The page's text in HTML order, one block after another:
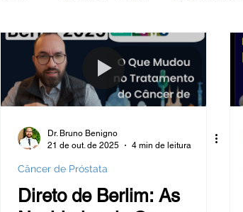
Cirurgia Robótica Radioterapia câncer de
Vigilância ativa Vasectomia Testículos |
Nódulos e cistos nos rins
Dr. Bruno Benigno
21 de out. de 2025
4 min de leitura
Câncer de Próstata
Direto de Berlim: As